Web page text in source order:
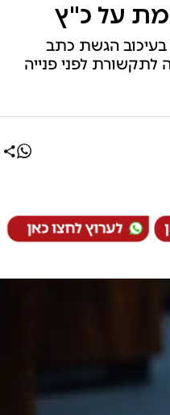
על כ"ץ
הגשת כתב
לתקשורת לפני פנייה